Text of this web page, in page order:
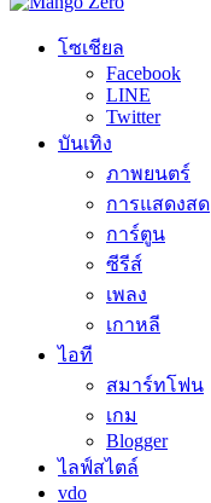
โซเชียล
Facebook
LINE
Twitter
บันเทิง
ภาพยนตร์
การแสดงสด
การ์ตูน
ซีรีส์
เพลง
เกาหลี
ไอที
สมาร์ทโฟน
เกม
Blogger
ไลฟ์สไตล์
vdo